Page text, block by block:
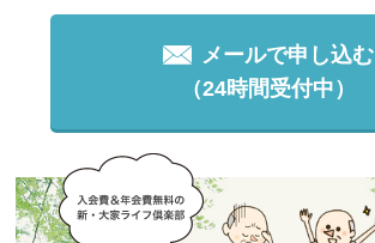
メールで申し込む
（24時間受付中）